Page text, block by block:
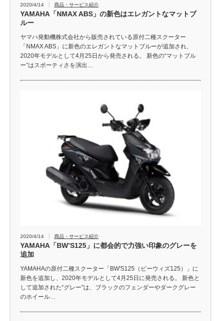
2020/4/14 商品・サービス紹介
YAMAHA「NMAX ABS」の新色はエレガントなマットブ
ルー
ヤマハ発動機株式会社から販売されている原付二種スクーター
「NMAX ABS」に新色のエレガントなマットブルーが追加され、
2020年モデルとして4月25日から発売される。 新色の“マットブル
ー”はスポーティさを演出…
2020/4/14 商品・サービス紹介
YAMAHA「BW’S125」に都会的で力強い印象のグレーを
追加
YAMAHAの原付二種スクーター「BW'S125（ビーウィズ125）」に
新色を追加し、2020年モデルとして4月25日に発売される。 新色と
して追加された“グレー”は、ブラックのフェンダーやダークグレー
のホイール…